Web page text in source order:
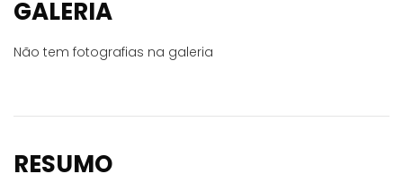
GALERIA
Não tem fotografias na galeria
RESUMO